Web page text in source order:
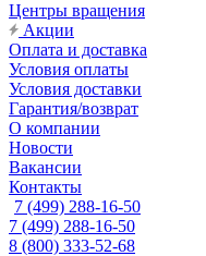
Центры вращения
Акции
Оплата и доставка
Условия оплаты
Условия доставки
Гарантия/возврат
О компании
Новости
Вакансии
Контакты
7 (499) 288-16-50
7 (499) 288-16-50
8 (800) 333-52-68